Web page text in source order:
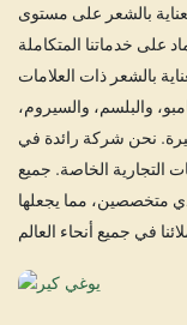
بالشعر على مستوى
بالشعر ذات العلامات
والبلسم، والسيروم،
نحن شركة رائدة في
التجارية الخاصة. جميع
متخصصين، مما يجعلها